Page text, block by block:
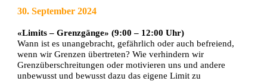
30. September 2024
«Limits – Grenzgänge» (9:00 – 12:00 Uhr)
Wann ist es unangebracht, gefährlich oder auch befreiend,
wenn wir Grenzen übertreten? Wie verhindern wir
Grenzüberschreitungen oder motivieren uns und andere
unbewusst und bewusst dazu das eigene Limit zu